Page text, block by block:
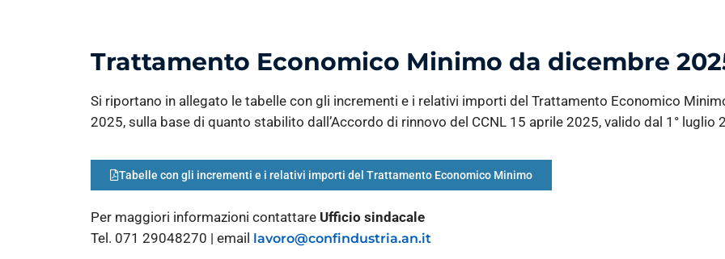
Trattamento Economico Minimo da dicembre
Si riportano in allegato le tabelle con gli incrementi e i relativi importi del Trattamento Economico
2025, sulla base di quanto stabilito dall’Accordo di rinnovo del CCNL 15 aprile 2025, valido dal 1° luglio
Tabelle con gli incrementi e i relativi importi del Trattamento Economico Minimo
Per maggiori informazioni contattare Ufficio sindacale
Tel. 071 29048270 | email lavoro@confindustria.an.it